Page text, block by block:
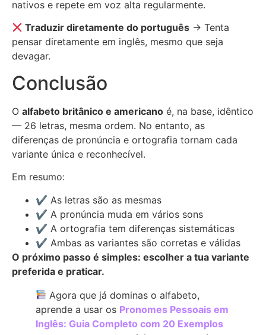
nativos e repete em voz alta regularmente.
Traduzir diretamente do português → Tenta
pensar diretamente em inglês, mesmo que seja
devagar.
Conclusão
O alfabeto britânico e americano é, na base, idêntico
— 26 letras, mesma ordem. No entanto, as
diferenças de pronúncia e ortografia tornam cada
variante única e reconhecível.
Em resumo:
✔ As letras são as mesmas
✔ A pronúncia muda em vários sons
✔ A ortografia tem diferenças sistemáticas
✔ Ambas as variantes são corretas e válidas
O próximo passo é simples: escolher a tua variante
preferida e praticar.
Agora que já dominas o alfabeto,
aprende a usar os Pronomes Pessoais em
Inglês: Guia Completo com 20 Exemplos